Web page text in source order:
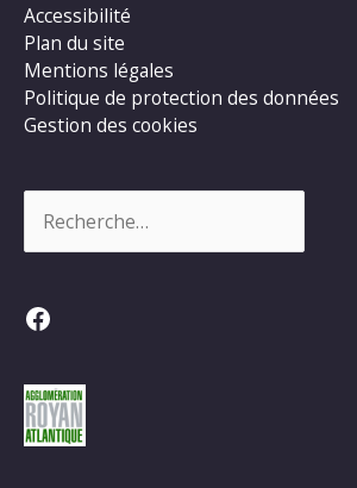
Accessibilité
Plan du site
Mentions légales
Politique de protection des données
Gestion des cookies
Facebook